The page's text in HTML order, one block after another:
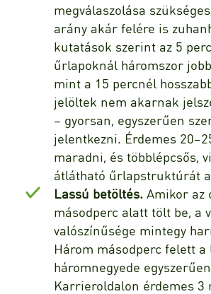
megválaszolása
arány akár felére is
kutatások szerint az 5
űrlapoknál háromszor
mint a 15 percnél
jelöltek nem akarnak
– gyorsan, egyszerűen
jelentkezni. Érdemes
maradni, és többlépcsős,
átlátható űrlapstruktúrát
Lassú betöltés. Amikor az
másodperc alatt tölt be, a
valószínűsége mintegy
Három másodperc felett a
háromnegyede
Karrieroldalon érdemes 3